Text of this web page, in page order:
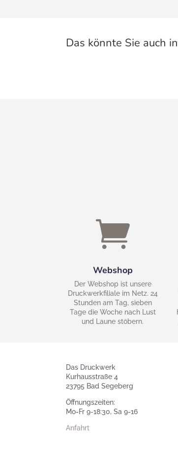
Das könnte Sie auch

Webshop
Der Webshop ist unsere
Druckwerkfiliale im Netz. 24
Stunden am Tag, sieben
Tage die Woche nach Lust
und Laune stöbern.
Das Druckwerk
Kurhausstraße 4
23795 Bad Segeberg
Öffnungszeiten:
Mo-Fr 9-18:30, Sa 9-16
Anfahrt